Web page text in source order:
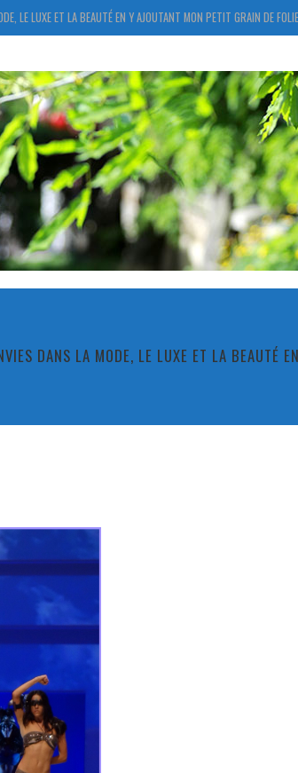
LE LUXE ET LA BEAUTÉ EN Y AJOUTANT MON PETIT GRAIN DE
DANS LA MODE, LE LUXE ET LA BEAUTÉ